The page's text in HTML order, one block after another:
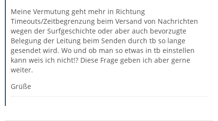
Meine Vermutung geht mehr in Richtung
Timeouts/Zeitbegrenzung beim Versand von Nachrichten
wegen der Surfgeschichte oder aber auch bevorzugte
Belegung der Leitung beim Senden durch tb so lange
gesendet wird. Wo und ob man so etwas in tb einstellen
kann weis ich nicht!? Diese Frage geben ich aber gerne
weiter.
Grüße